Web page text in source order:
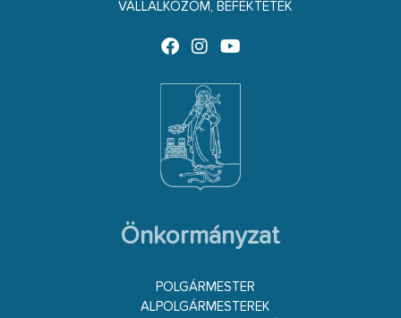
VÁLLALKOZOM, BEFEKTETEK
Önkormányzat
POLGÁRMESTER
ALPOLGÁRMESTEREK